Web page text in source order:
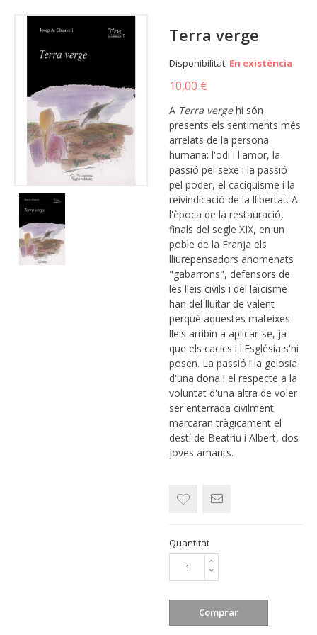
Terra verge
Disponibilitat: En existència
10,00 €
A Terra vergehi són
presents els sentiments més
arrelats de la persona
humana: l'odi i l'amor, la
passió pel sexe i la passió
pel poder, el caciquisme i la
reivindicació de la llibertat. A
l'època de la restauració,
finals del segle XIX, en un
poble de la Franja els
lliurepensadors anomenats
"gabarrons", defensors de
les lleis civils i del laïcisme
han del lluitar de valent
perquè aquestes mateixes
lleis arribin a aplicar-se, ja
que els cacics i l'Església s'hi
posen. La passió i la gelosia
d'una dona i el respecte a la
voluntat d'una altra de voler
ser enterrada civilment
marcaran tràgicament el
destí de Beatriu i Albert, dos
joves amants.
Quantitat
Comprar